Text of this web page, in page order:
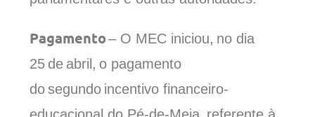
Pagamento– O MEC iniciou, no dia
25 de abril, o pagamento
do segundo incentivo financeiro-